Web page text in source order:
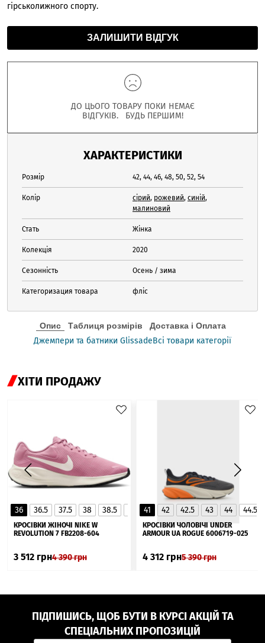
гірськолижного спорту.
ЗАЛИШИТИ ВІДГУК
ДО ЦЬОГО ТОВАРУ ПОКИ НЕМАЄ
ВІДГУКІВ. БУДЬ ПЕРШИМ!
ХАРАКТЕРИСТИКИ
Розмір 42, 44, 46, 48, 50, 52, 54
Колір сірий, рожевий, синій,
малиновий
Стать Жінка
Колекція 2020
Сезонність Осень / зима
Категоризация товара фліс
Опис Таблиця розмірів Доставка і Оплата
Джемпери та батники GlissadeВсі товари категорії
ХІТИ ПРОДАЖУ
36 36.5 37.5 38 38.5 40 40.5
41
▲
КРОСІВКИ ЖІНОЧІ NIKE W
REVOLUTION 7 FB2208-604
3 512 грн4 390грн
41 42 42.5 43 44 44.5
КРОСІВКИ ЧОЛОВІЧІ UNDER
ARMOUR UA ROGUE 6006719-025
4 312 грн5 390грн
ПІДПИШИСЬ, ЩОБ БУТИ В КУРСІ АКЦІЙ ТА
СПЕЦІАЛЬНИХ ПРОПОЗИЦІЙ